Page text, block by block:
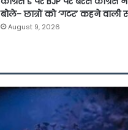
बोले- छात्रों को ‘गटर’ कहने वाली
August 9, 2026